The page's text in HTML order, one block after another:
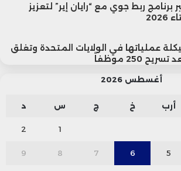
برنامج ربط جوي مع “رايان إير” لتعزيز
عملياتها في الولايات المتحدة وتغلق
250 موظفاً
أغسطس 2026
أرب خ ج س د
1
2
5
6
7
8
9